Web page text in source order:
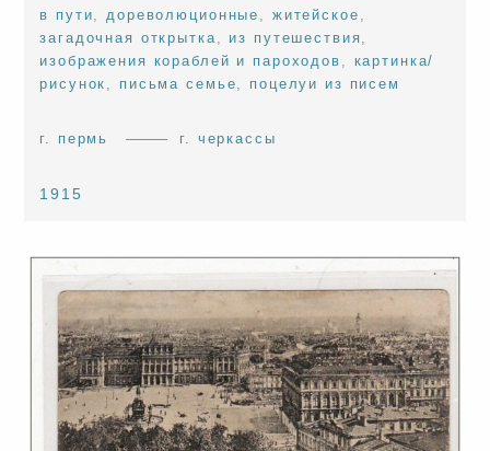
в пути,дореволюционные , житейское ,
загадочная открытка, из путешествия,
изображения кораблей и пароходов , картинка/
рисунок , письма семье, поцелуи из писем
г. пермь г. черкассы
1915